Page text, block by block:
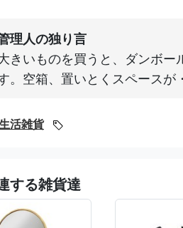
理人の独り言
きいものを買うと、ダンボー
。空箱、置いとくスペースが
活雑貨
する雑貨達